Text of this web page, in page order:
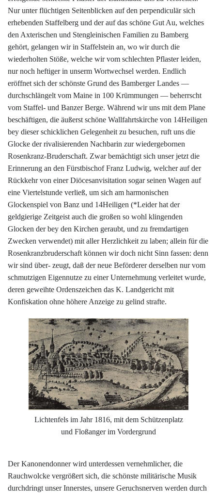
Nur unter flüchtigen Seitenblicken auf den perpendiculär sich
erhebenden Staffelberg und der auf das schöne Gut Au, welches
den Axterischen und Stengleinischen Familien zu Bamberg
gehört, gelangen wir in Staffelstein an, wo wir durch die
wiederholten Stöße, welche wir vom schlechten Pflaster leiden,
nur noch heftiger in unserm Wortwechsel werden. Endlich
eröffnet sich der schönste Grund des Bamberger Landes —
durchschlängelt vom Maine in 100 Krümmungen — beherrscht
vom Staffel- und Banzer Berge. Während wir uns mit dem Plane
beschäftigen, die äußerst schöne Wallfahrtskirche von 14Heiligen
bey dieser schicklichen Gelegenheit zu besuchen, ruft uns die
Glocke der rivalisierenden Nachbarin zur wiedergebornen
Rosenkranz-Bruderschaft. Zwar bemächtigt sich unser jetzt die
Erinnerung an den Fürstbischof Franz Ludwig, welcher auf der
Rückkehr von einer Diöcesanvisitation sogar seinen Wagen auf
eine Viertelstunde verließ, um sich am harmonischen
Glockenspiel von Banz und 14Heiligen (*Leider hat der
geldgierige Zeitgeist auch die großen so wohl klingenden
Glocken der bey den Kirchen geraubt, und zu fremdartigen
Zwecken verwendet) mit aller Herzlichkeit zu laben; allein für die
Rosenkranzbruderschaft können wir doch nicht Sinn fassen: denn
wir sind über- zeugt, daß der neue Beförderer derselben nur vom
schmutzigen Eigennutze zu einer Unternehmung verleitet wurde,
deren geweihte Ordenszeichen das K. Landgericht mit
Konfiskation ohne höhere Anzeige zu gelind strafte.
Lichtenfels im Jahr 1816, mit dem Schützenplatz
und Floßanger im Vordergrund
Der Kanonendonner wird unterdessen vernehmlicher, die
Rauchwolcke vergrößert sich, die schönste militärische Musik
durchdringt unser Innerstes, unsere Geruchsnerven werden durch